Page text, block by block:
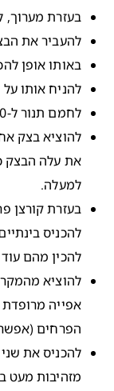
בעזרת מערוך,
להעביר את
באותו אופן
להניח אותו
לחמם תנור ל-170 מעלות.
להוציא בצק
את עלה הבצק
למעלה.
בעזרת קורצן
להכניס
להכין מהם עוד
להוציא
הפרחים
מזהיבות מעט